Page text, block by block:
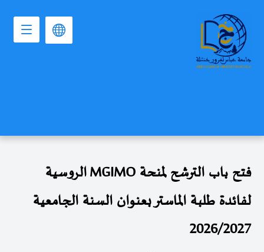
فتح باب الترشح لمنحة MGIMO الروسية
لفائدة طلبة الماستر بعنوان السنة الجامعية
2026/2027